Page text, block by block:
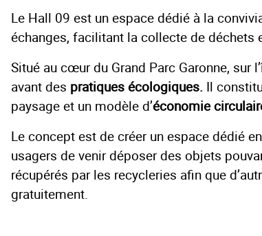
Le Hall 09 est un espace dédié à la
échanges, facilitant la collecte de déchets
Situé au cœur du Grand Parc Garonne, sur
avant des pratiques écologiques. Il
paysage et un modèle d’économie
Le concept est de créer un espace dédié
usagers de venir déposer des objets
récupérés par les recycleries afin que
gratuitement.